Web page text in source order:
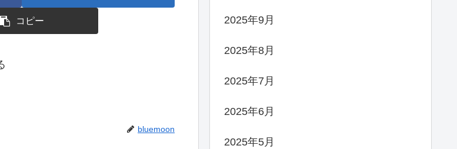
コピー
bluemoon
2025年9月
2025年8月
2025年7月
2025年6月
2025年5月